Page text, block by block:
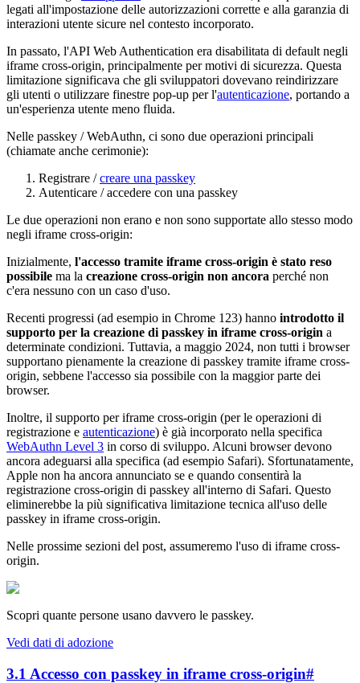
legati all'impostazione delle autorizzazioni corrette e alla garanzia di
interazioni utente sicure nel contesto incorporato.
In passato, l'API Web Authentication era disabilitata di default negli
iframe cross-origin, principalmente per motivi di sicurezza. Questa
limitazione significava che gli sviluppatori dovevano reindirizzare
gli utenti o utilizzare finestre pop-up per l'autenticazione, portando a
un'esperienza utente meno fluida.
Nelle passkey / WebAuthn, ci sono due operazioni principali
(chiamate anche cerimonie):
Registrare /creare una passkey
Autenticare / accedere con una passkey
Le due operazioni non erano e non sono supportate allo stesso modo
negli iframe cross-origin:
Inizialmente, l'accesso tramite iframe cross-origin è stato reso
possibile ma la creazione cross-origin non ancora perché non
c'era nessuno con un caso d'uso.
Recenti progressi (ad esempio in Chrome 123) hanno introdotto il
supporto per la creazione di passkey in iframe cross-origin a
determinate condizioni. Tuttavia, a maggio 2024, non tutti i browser
supportano pienamente la creazione di passkey tramite iframe cross-
origin, sebbene l'accesso sia possibile con la maggior parte dei
browser.
Inoltre, il supporto per iframe cross-origin (per le operazioni di
registrazione e autenticazione) è già incorporato nella specifica
WebAuthn Level 3 in corso di sviluppo. Alcuni browser devono
ancora adeguarsi alla specifica (ad esempio Safari). Sfortunatamente,
Apple non ha ancora annunciato se e quando consentirà la
registrazione cross-origin di passkey all'interno di Safari. Questo
eliminerebbe la più significativa limitazione tecnica all'uso delle
passkey in iframe cross-origin.
Nelle prossime sezioni del post, assumeremo l'uso di iframe cross-
origin.
Scopri quante persone usano davvero le passkey.
Vedi dati di adozione
3.1 Accesso con passkey in iframe cross-origin#